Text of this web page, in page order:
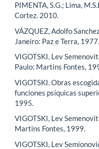
PIMENTA, S.G.; Lima,
Cortez. 2010.
VÁZQUEZ, Adolfo
Janeiro: Paz e Terra, 1977.
VIGOTSKI, Lev
Paulo: Martins Fontes,
VIGOTSKI. Obras
funciones psíquicas
1995.
VIGOTSKI, Lev
Martins Fontes, 1999.
VIGOTSKI, Lev